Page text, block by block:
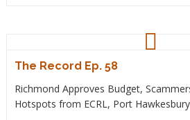
The Record Ep. 58
Richmond Approves Budget,
Hotspots from ECRL, Port